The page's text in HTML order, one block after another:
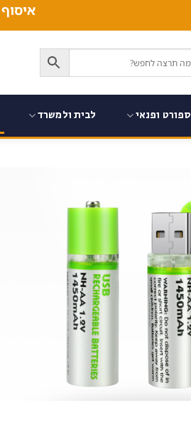
ספורט ופנאי לבית ולמשרד